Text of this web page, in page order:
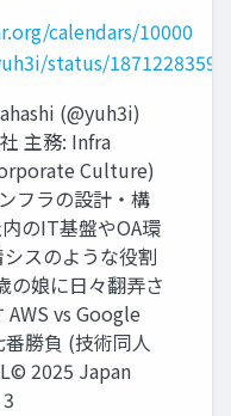
calendars/10000
status/
(@yuh3i)
主務: Infra
Culture)
フラの設計・構
のIT基盤やOA環
スのような役割
の娘に日々翻弄さ
AWS vs Google
勝負 (技術同人
2025 Japan